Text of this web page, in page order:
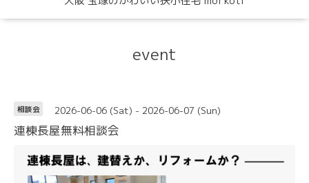
event
相談会 2026-06-06 (Sat) - 2026-06-07 (Sun)
連棟長屋無料相談会